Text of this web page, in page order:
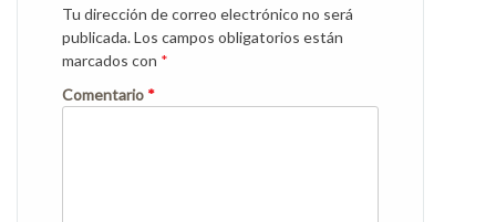
Tu dirección de correo electrónico no será
publicada.Los campos obligatorios están
marcados con *
Comentario *